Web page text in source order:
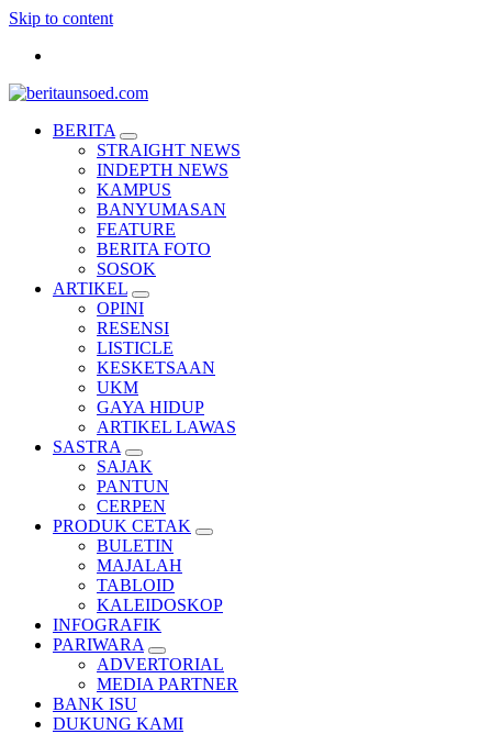
Skip to content
Pemandu Wawasan Almamater
BERITA
STRAIGHT NEWS
INDEPTH NEWS
KAMPUS
BANYUMASAN
FEATURE
BERITA FOTO
SOSOK
ARTIKEL
OPINI
RESENSI
LISTICLE
KESKETSAAN
UKM
GAYA HIDUP
ARTIKEL LAWAS
SASTRA
SAJAK
PANTUN
CERPEN
PRODUK CETAK
BULETIN
MAJALAH
TABLOID
KALEIDOSKOP
INFOGRAFIK
PARIWARA
ADVERTORIAL
MEDIA PARTNER
BANK ISU
DUKUNG KAMI